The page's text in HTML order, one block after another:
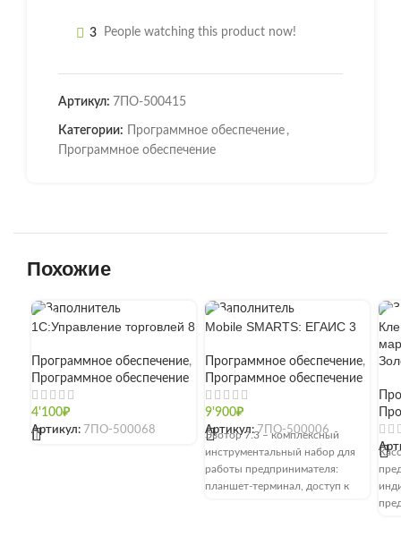
3 People watching this product now!
Артикул: 7ПО-500415
Категории: Программное обеспечение ,
Программное обеспечение
Похожие
1С:Управление торговлей 8
Программное обеспечение,
Программное обеспечение
4'100₽
Артикул: 7ПО-500068
[]
Mobile SMARTS: ЕГАИС 3
Программное обеспечение,
Программное обеспечение
9'900₽
Артикул:7ПО-500006
Эвотор 7.3 – комплексный
инструментальный набор для
работы предпринимателя:
планшет-терминал, доступ к